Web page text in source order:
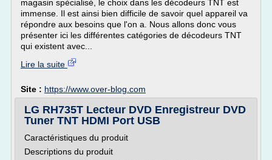
magasin spécialisé, le choix dans les décodeurs TNT est
immense. Il est ainsi bien difficile de savoir quel appareil va
répondre aux besoins que l'on a. Nous allons donc vous
présenter ici les différentes catégories de décodeurs TNT
qui existent avec...
Lire la suite
Site : https://www.over-blog.com
LG RH735T Lecteur DVD Enregistreur DVD
Tuner TNT HDMI Port USB
Caractéristiques du produit
Descriptions du produit